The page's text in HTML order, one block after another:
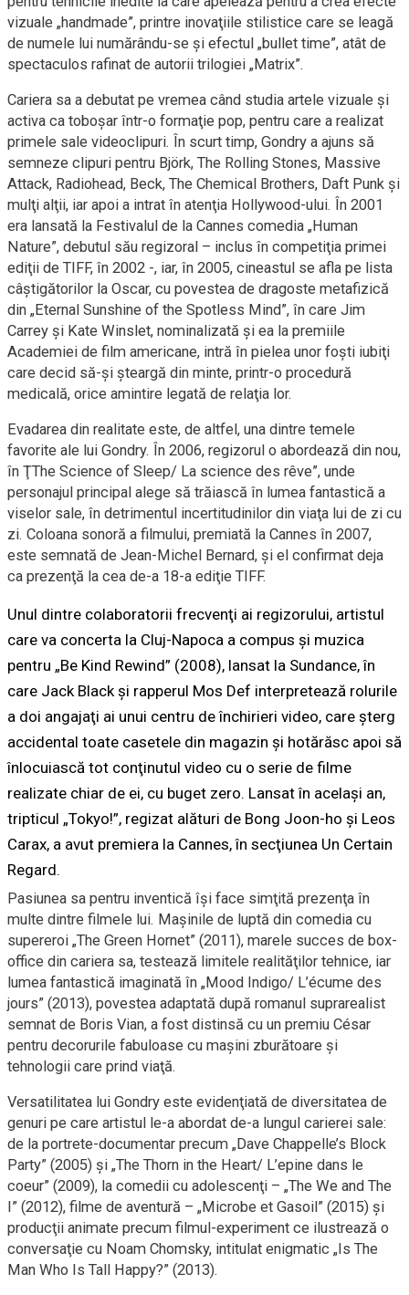
vizuale „handmade”, printre inovaţiile stilistice care se leagă
de numele lui numărându-se şi efectul „bullet time”, atât de
spectaculos rafinat de autorii trilogiei „Matrix”.
Cariera sa a debutat pe vremea când studia artele vizuale şi
activa ca toboşar într-o formaţie pop, pentru care a realizat
primele sale videoclipuri. În scurt timp, Gondry a ajuns să
semneze clipuri pentru Björk, The Rolling Stones, Massive
Attack, Radiohead, Beck, The Chemical Brothers, Daft Punk şi
mulţi alţii, iar apoi a intrat în atenţia Hollywood-ului. În 2001
era lansată la Festivalul de la Cannes comedia „Human
Nature”, debutul său regizoral – inclus în competiţia primei
ediţii de TIFF, în 2002 -, iar, în 2005, cineastul se afla pe lista
câştigătorilor la Oscar, cu povestea de dragoste metafizică
din „Eternal Sunshine of the Spotless Mind”, în care Jim
Carrey şi Kate Winslet, nominalizată şi ea la premiile
Academiei de film americane, intră în pielea unor foşti iubiţi
care decid să-şi şteargă din minte, printr-o procedură
medicală, orice amintire legată de relaţia lor.
Evadarea din realitate este, de altfel, una dintre temele
favorite ale lui Gondry. În 2006, regizorul o abordează din nou,
în ŢThe Science of Sleep/ La science des rêve”, unde
personajul principal alege să trăiască în lumea fantastică a
viselor sale, în detrimentul incertitudinilor din viaţa lui de zi cu
zi. Coloana sonoră a filmului, premiată la Cannes în 2007,
este semnată de Jean-Michel Bernard, şi el confirmat deja
ca prezenţă la cea de-a 18-a ediţie TIFF.
Unul dintre colaboratorii frecvenţi ai regizorului, artistul
care va concerta la Cluj-Napoca a compus şi muzica
pentru „Be Kind Rewind” (2008), lansat la Sundance, în
care Jack Black şi rapperul Mos Def interpretează rolurile
a doi angajaţi ai unui centru de închirieri video, care şterg
accidental toate casetele din magazin şi hotărăsc apoi să
înlocuiască tot conţinutul video cu o serie de filme
realizate chiar de ei, cu buget zero. Lansat în acelaşi an,
tripticul „Tokyo!”, regizat alături de Bong Joon-ho şi Leos
Carax, a avut premiera la Cannes, în secţiunea Un Certain
Regard.
Pasiunea sa pentru inventică îşi face simţită prezenţa în
multe dintre filmele lui. Maşinile de luptă din comedia cu
supereroi „The Green Hornet” (2011), marele succes de box-
office din cariera sa, testează limitele realităţilor tehnice, iar
lumea fantastică imaginată în „Mood Indigo/ L’écume des
jours” (2013), povestea adaptată după romanul suprarealist
semnat de Boris Vian, a fost distinsă cu un premiu César
pentru decorurile fabuloase cu maşini zburătoare şi
tehnologii care prind viaţă.
Versatilitatea lui Gondry este evidenţiată de diversitatea de
genuri pe care artistul le-a abordat de-a lungul carierei sale:
de la portrete-documentar precum „Dave Chappelle’s Block
Party” (2005) şi „The Thorn in the Heart/ L’epine dans le
coeur” (2009), la comedii cu adolescenţi – „The We and The
I” (2012), filme de aventură – „Microbe et Gasoil” (2015) şi
producţii animate precum filmul-experiment ce ilustrează o
conversaţie cu Noam Chomsky, intitulat enigmatic „Is The
Man Who Is Tall Happy?” (2013).